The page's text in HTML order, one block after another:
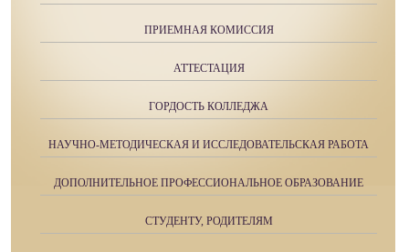
ПРИЕМНАЯ КОМИССИЯ
АТТЕСТАЦИЯ
ГОРДОСТЬ КОЛЛЕДЖА
НАУЧНО-МЕТОДИЧЕСКАЯ И ИССЛЕДОВАТЕЛЬСКАЯ РАБОТА
ДОПОЛНИТЕЛЬНОЕ ПРОФЕССИОНАЛЬНОЕ ОБРАЗОВАНИЕ
СТУДЕНТУ, РОДИТЕЛЯМ